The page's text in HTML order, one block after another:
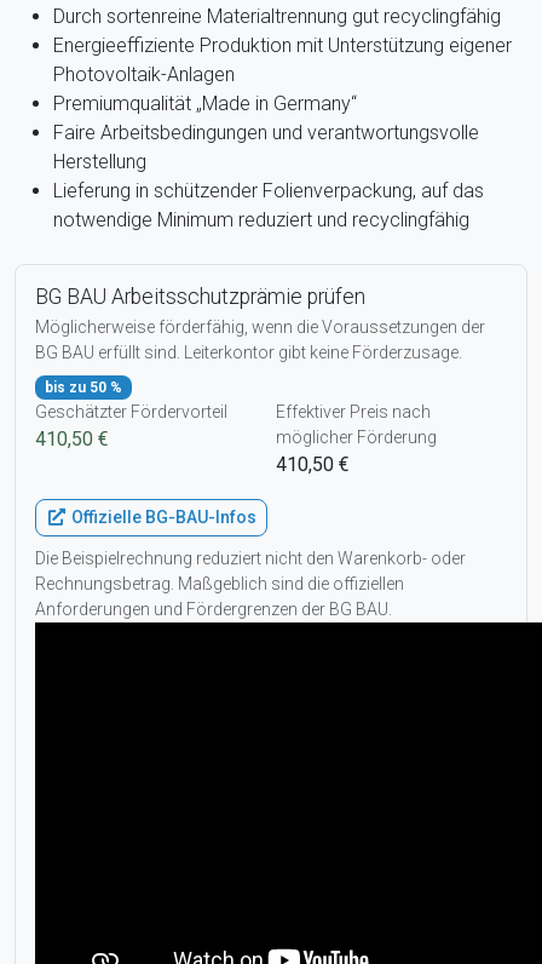
Durch sortenreine Materialtrennung gut recyclingfähig
Energieeffiziente Produktion mit Unterstützung eigener
Photovoltaik-Anlagen
Premiumqualität „Made in Germany“
Faire Arbeitsbedingungen und verantwortungsvolle
Herstellung
Lieferung in schützender Folienverpackung, auf das
notwendige Minimum reduziert und recyclingfähig
BG BAU Arbeitsschutzprämie prüfen
Möglicherweise förderfähig, wenn die Voraussetzungen der
BG BAU erfüllt sind. Leiterkontor gibt keine Förderzusage.
bis zu 50 %
Geschätzter Fördervorteil
410,50 €
Effektiver Preis nach
möglicher Förderung
410,50 €
Offizielle BG-BAU-Infos
Die Beispielrechnung reduziert nicht den Warenkorb- oder
Rechnungsbetrag. Maßgeblich sind die offiziellen
Anforderungen und Fördergrenzen der BG BAU.